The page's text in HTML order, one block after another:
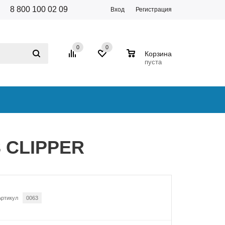
8 800 100 02 09 Вход Регистрация
0 0
Корзина
пуста
0063